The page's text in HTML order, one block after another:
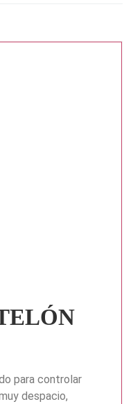
para controlar
despacio,